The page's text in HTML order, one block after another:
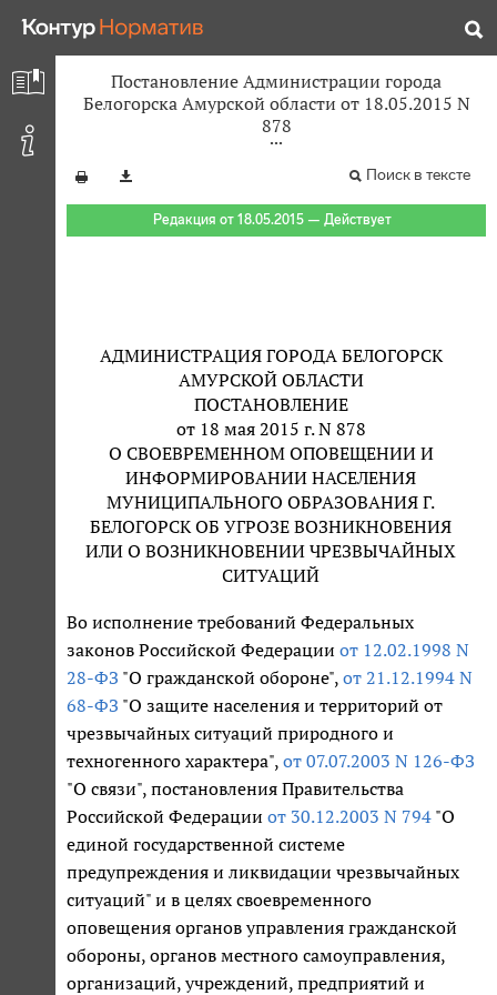
Постановление Администрации города
Белогорска Амурской области от 18.05.2015 N
878
Поиск в тексте
Редакция от 18.05.2015 — Действует
АДМИНИСТРАЦИЯ ГОРОДА БЕЛОГОРСК
АМУРСКОЙ ОБЛАСТИ
ПОСТАНОВЛЕНИЕ
от 18 мая 2015 г. N 878
О СВОЕВРЕМЕННОМ ОПОВЕЩЕНИИ И
ИНФОРМИРОВАНИИ НАСЕЛЕНИЯ
МУНИЦИПАЛЬНОГО ОБРАЗОВАНИЯ Г.
БЕЛОГОРСК ОБ УГРОЗЕ ВОЗНИКНОВЕНИЯ
ИЛИ О ВОЗНИКНОВЕНИИ ЧРЕЗВЫЧАЙНЫХ
СИТУАЦИЙ
Во исполнение требований Федеральных
законов Российской Федерации от 12.02.1998 N
28-ФЗ "О гражданской обороне", от 21.12.1994 N
68-ФЗ "О защите населения и территорий от
чрезвычайных ситуаций природного и
техногенного характера", от 07.07.2003 N 126-ФЗ
"О связи", постановления Правительства
Российской Федерации от 30.12.2003 N 794 "О
единой государственной системе
предупреждения и ликвидации чрезвычайных
ситуаций" и в целях своевременного
оповещения органов управления гражданской
обороны, органов местного самоуправления,
организаций, учреждений, предприятий и